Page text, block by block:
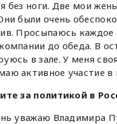
без ноги. Две мои
были очень
Просыпаюсь
до обеда. В
в зале. У меня
активное участие в
за политикой в
уважаю Владимира